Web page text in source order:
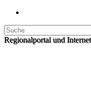
Regionalportal und